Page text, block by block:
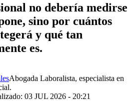
no debería medirse
sino por cuántos
y qué tan
es.
Abogada Laboralista, especialista en
03 JUL 2026 - 20:21